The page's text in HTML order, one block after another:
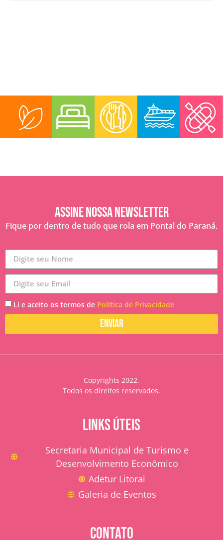
Assine nossa Newsletter
Fique por dentro de tudo que rola em Pontal do Paraná.
Li e aceito os termos de Política de Privacidade
Enviar
Copyrights 2022,
Todos os direitos reservados.
LINKS ÚTEIS
Secretaria Municipal de Turismo e
Desenvolvimento Econômico
Adetur Litoral
Galeria de Eventos
CONTATO